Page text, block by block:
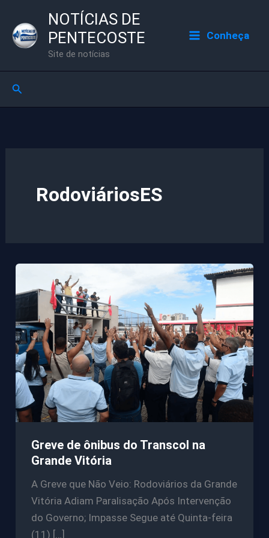
para
NOTÍCIAS DE
PENTECOSTE
Site de notícias
Conheça
Pesquisar
RodoviáriosES
Greve de ônibus do Transcol na
Grande Vitória
A Greve que Não Veio: Rodoviários da Grande
Vitória Adiam Paralisação Após Intervenção
do Governo; Impasse Segue até Quinta-feira
(11) […]